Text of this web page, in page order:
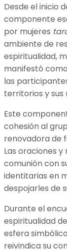
Desde el inicio
componente
por mujeres
ambiente de
espiritualidad,
manifestó
las
territorios y sus
Este
cohesión al
renovadora de
Las oraciones
comunión con
identitarias en
despojarles de
Durante el
espiritualidad
esfera
reivindica su